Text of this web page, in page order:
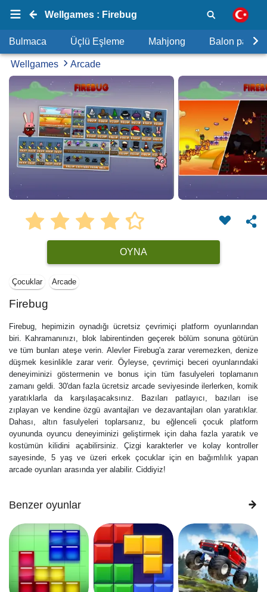
Wellgames : Firebug
Bulmaca Üçlü Eşleme Mahjong Balon
Wellgames Arcade
OYNA
Çocuklar Arcade
Firebug
Firebug, hepimizin oynadığı ücretsiz çevrimiçi platform oyunlarından
biri. Kahramanınızı, blok labirentinden geçerek bölüm sonuna götürün
ve tüm bunları ateşe verin. Alevler Firebug'a zarar veremezken, denize
düşmek kesinlikle zarar verir. Öyleyse, çevrimiçi beceri oyunlarındaki
deneyiminizi göstermenin ve bonus için tüm fasulyeleri toplamanın
zamanı geldi. 30'dan fazla ücretsiz arcade seviyesinde ilerlerken, komik
yaratıklarla da karşılaşacaksınız. Bazıları patlayıcı, bazıları ise
zıplayan ve kendine özgü avantajları ve dezavantajları olan yaratıklar.
Dahası, altın fasulyeleri toplarsanız, bu eğlenceli çocuk platform
oyununda oyuncu deneyiminizi geliştirmek için daha fazla yaratık ve
kostümün kilidini açabilirsiniz. Çizgi karakterler ve kolay kontroller
sayesinde, 5 yaş ve üzeri erkek çocuklar için en bağımlılık yapan
arcade oyunları arasında yer alabilir. Ciddiyiz!
Benzer oyunlar